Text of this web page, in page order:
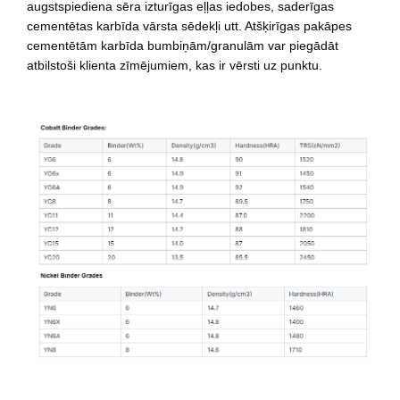
augstspiediena sēra izturīgas eļļas iedobes, saderīgas
cementētas karbīda vārsta sēdekļi utt. Atšķirīgas pakāpes
cementētām karbīda bumbiņām/granulām var piegādāt
atbilstoši klienta zīmējumiem, kas ir vērsti uz punktu.